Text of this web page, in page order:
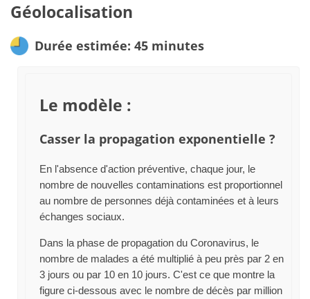
Géolocalisation
Durée estimée: 45 minutes
Le modèle :
Casser la propagation exponentielle ?
En l'absence d'action préventive, chaque jour, le
nombre de nouvelles contaminations est proportionnel
au nombre de personnes déjà contaminées et à leurs
échanges sociaux.
Dans la phase de propagation du Coronavirus, le
nombre de malades a été multiplié à peu près par 2 en
3 jours ou par 10 en 10 jours. C'est ce que montre la
figure ci-dessous avec le nombre de décès par million